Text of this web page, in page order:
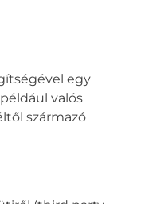
egy
valós
származó